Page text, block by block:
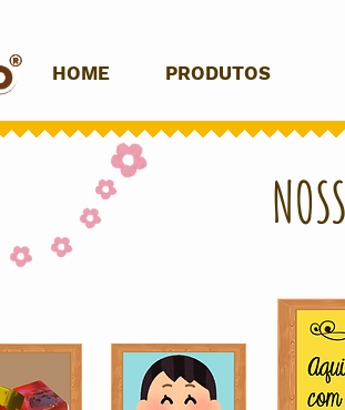
HOME PRODUTOS